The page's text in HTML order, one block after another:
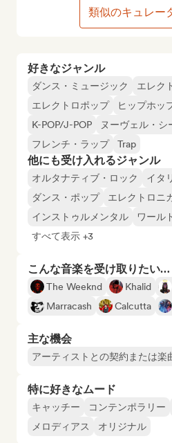
好きなジャンル
ダンス・ミュージック
エレク
エレクトロポップ
ヒップホッ
K-POP/J-POP
ヌーヴェル・シ
フレンチ・ラップ
Trap
他にも受け入れるジャンル
オルタナティブ・ロック
イタ
ダンス・ポップ
エレクトロニ
インストゥルメンタル
ワール
すべて表示 +3
こんな音楽を受け取りたい…
The Weeknd Khalid
Marracash
Calcutta
主な機会
アーティストとの契約または楽
特に好きなムード
キャッチー コンテンポラリー
メロディアス
オリジナル
類似のキュレー